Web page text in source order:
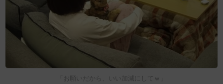
「お願いだから、いい加減にしてｗ」